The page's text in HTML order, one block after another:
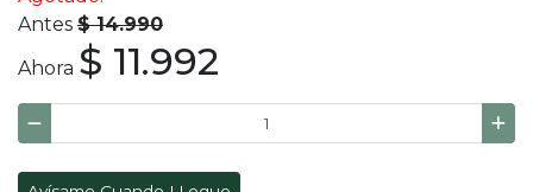
Antes $ 14.990
Ahora $ 11.992